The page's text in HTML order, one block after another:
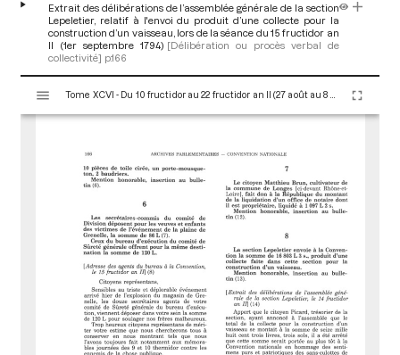
Extrait des délibérations de l’assemblée générale de la section
Lepeletier, relatif à l'envoi du produit d’une collecte pour la
construction d’un vaisseau, lors de la séance du 15 fructidor an
II (1er septembre 1794) [Délibération ou procès verbal de
collectivité] p.166
s